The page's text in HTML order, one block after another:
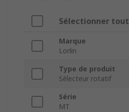
Sélectionner tout
Marque
Lorlin
Type de produit
Sélecteur rotatif
Série
MT